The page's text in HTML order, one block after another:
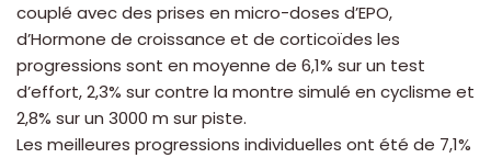
couplé avec des prises en micro-doses d’EPO,
d’Hormone de croissance et de corticoïdes les
progressions sont en moyenne de 6,1% sur un test
d’effort, 2,3% sur contre la montre simulé en cyclisme et
2,8% sur un 3000 m sur piste.
Les meilleures progressions individuelles ont été de 7,1%